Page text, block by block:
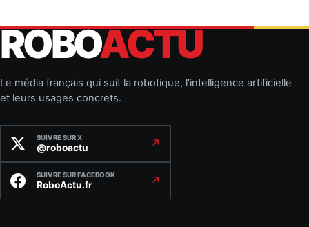
ROBOACTU
Le média français qui suit la robotique, l’intelligence artificielle
et leurs usages concrets.
SUIVRE SUR X
@roboactu ↗
SUIVRE SUR FACEBOOK
RoboActu.fr ↗